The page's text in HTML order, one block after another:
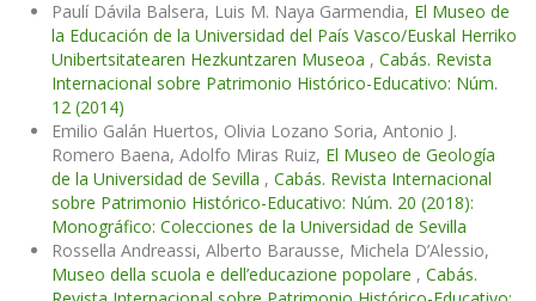
Paulí Dávila Balsera, Luis M. Naya Garmendia, El Museo de
la Educación de la Universidad del País Vasco/Euskal Herriko
Unibertsitatearen Hezkuntzaren Museoa , Cabás. Revista
Internacional sobre Patrimonio Histórico-Educativo: Núm.
12 (2014)
Emilio Galán Huertos, Olivia Lozano Soria, Antonio J.
Romero Baena, Adolfo Miras Ruiz, El Museo de Geología
de la Universidad de Sevilla , Cabás. Revista Internacional
sobre Patrimonio Histórico-Educativo: Núm. 20 (2018):
Monográfico: Colecciones de la Universidad de Sevilla
Rossella Andreassi, Alberto Barausse, Michela D’Alessio,
Museo della scuola e dell’educazione popolare , Cabás.